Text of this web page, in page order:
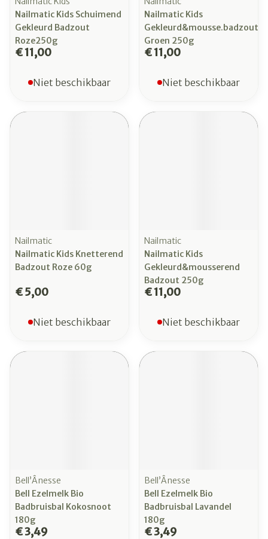
Nailmatic Kids Schuimend
Gekleurd Badzout
Roze250g
€ 11,00
Niet beschikbaar
Nailmatic Kids
Gekleurd&mousse.badzout
Groen 250g
€ 11,00
Niet beschikbaar
Nailmatic
Nailmatic Kids Knetterend
Badzout Roze 60g
€ 5,00
Niet beschikbaar
Nailmatic
Nailmatic Kids
Gekleurd&mousserend
Badzout 250g
€ 11,00
Niet beschikbaar
Bell’Ânesse
Bell Ezelmelk Bio
Badbruisbal Kokosnoot
180g
€ 3,49
Bell’Ânesse
Bell Ezelmelk Bio
Badbruisbal Lavandel
180g
€ 3,49